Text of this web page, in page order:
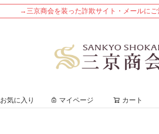
→三京商会を装った詐欺サイト・メールに
お気に入り マイページ カート